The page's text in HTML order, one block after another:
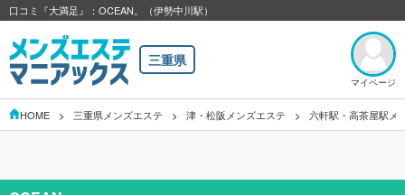
口コミ『大満足』：OCEAN。（伊勢中川駅）
三重県
マイページ
HOME 三重県メンズエステ 津・松阪メンズエステ 六軒駅・高茶屋駅メ